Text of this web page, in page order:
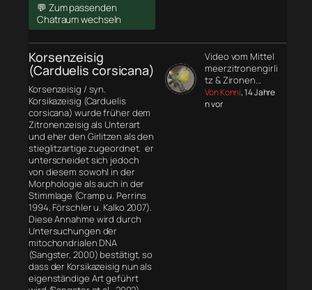
💬 Zum passenden
Chatraum wechseln
Korsenzeisig
(Carduelis corsicana)
Korsenzeisig / syn.
Korsikazeisig (Carduelis
corsicana) wurde früher dem
Zitronenzeisig als Unterart
und eher den Girlitzen als den
stieglitzartige zugeordnet. er
unterscheidet sich jedoch
von diesem sowohl in der
Morphologie als auch in der
Stimmlage (Cramp u. Perrins
1994, Förschler u. Kalko 2007).
Diese Annahme wird durch
Untersuchungen der
mitochondrialen DNA
(Sangster, 2000) bestätigt, so
dass der Korsikazeisig nun als
eigenständige Art geführt
Video vom Mittel
meerzitronengirli
tz & Zironen…
Von Konni, 14 Jahre
n vor